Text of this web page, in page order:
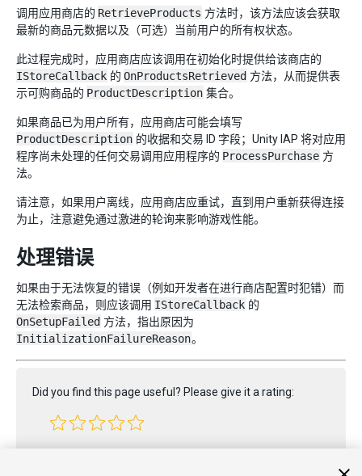
调用应用商店的 RetrieveProducts 方法时，该方法应该会获取
最新的商品元数据以及（可选）当前用户的所有权状态。
此过程完成时，应用商店应该调用在初始化时提供给该商店的
IStoreCallback 的 OnProductsRetrieved 方法，从而提供表
示可购商品的 ProductDescription 集合。
如果商品已为用户所有，应用商店可能会填写
ProductDescription 的收据和交易 ID 字段；Unity IAP 将对应用
程序尚未处理的任何交易调用应用程序的 ProcessPurchase 方
法。
请注意，如果用户离线，应用商店应重试，直到用户重新获得连接
为止，注意避免通过激进的轮询来影响游戏性能。
处理错误
如果由于无法恢复的错误（例如开发者在进行商店配置时犯错）而
无法检索商品，则应该调用 IStoreCallback 的
OnSetupFailed 方法，指出原因为
InitializationFailureReason。
Did you find this page useful? Please give it a rating: